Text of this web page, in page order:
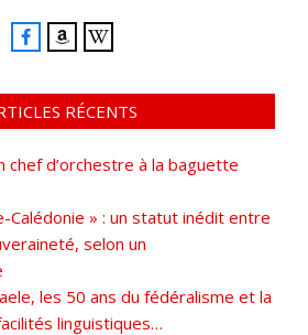
RÉCENTS
chef d’orchestre à la baguette
Calédonie » : un statut inédit entre
selon un
les 50 ans du fédéralisme et la
linguistiques…